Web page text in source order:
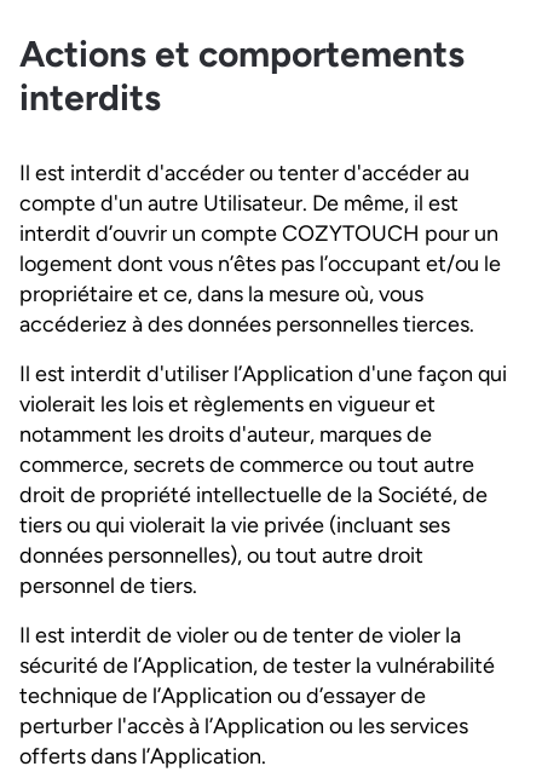
Actions et comportements
interdits
Il est interdit d'accéder ou tenter d'accéder au
compte d'un autre Utilisateur. De même, il est
interdit d’ouvrir un compte COZYTOUCH pour un
logement dont vous n’êtes pas l’occupant et/ou le
propriétaire et ce, dans la mesure où, vous
accéderiez à des données personnelles tierces.
Il est interdit d'utiliser l’Application d'une façon qui
violerait les lois et règlements en vigueur et
notamment les droits d'auteur, marques de
commerce, secrets de commerce ou tout autre
droit de propriété intellectuelle de la Société, de
tiers ou qui violerait la vie privée (incluant ses
données personnelles), ou tout autre droit
personnel de tiers.
Il est interdit de violer ou de tenter de violer la
sécurité de l’Application, de tester la vulnérabilité
technique de l’Application ou d’essayer de
perturber l'accès à l’Application ou les services
offerts dans l’Application.